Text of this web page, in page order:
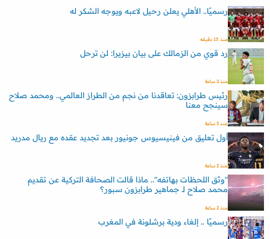
رسميًا.. الأهلي يعلن رحيل لاعبه ويوجه الشكر له
منذ 15 دقيقه
رد قوي من الزمالك على بيان بيزيرا: لن ترحل
منذ 2 ساعة
رئيس طرابزون: تعاقدنا من نجم من الطراز العالمي.. ومحمد صلاح
سينجح معنا
منذ 3 ساعة
أول تعليق من فينيسيوس جونيور بعد تجديد عقده مع ريال مدريد
منذ 2 ساعة
"وثق اللحظات بهاتفه".. ماذا قالت الصحافة التركية عن تقديم
محمد صلاح لـ جماهير طرابزون سبور؟
منذ 2 ساعة
رسميًا .. إلغاء ودية برشلونة في المغرب